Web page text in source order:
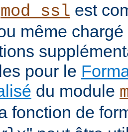
mod_ssl est
même
pour le
du module
fonction de